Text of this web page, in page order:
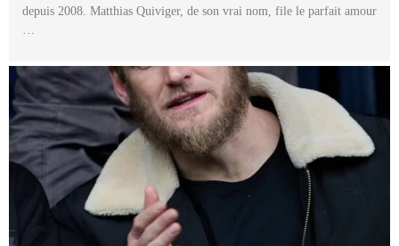
depuis 2008. Matthias Quiviger, de son vrai nom, file le parfait amour